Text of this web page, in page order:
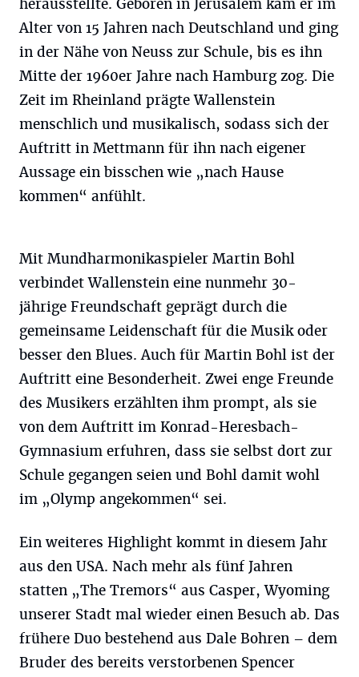
herausstellte. Geboren in Jerusalem kam er im
Alter von 15 Jahren nach Deutschland und ging
in der Nähe von Neuss zur Schule, bis es ihn
Mitte der 1960er Jahre nach Hamburg zog. Die
Zeit im Rheinland prägte Wallenstein
menschlich und musikalisch, sodass sich der
Auftritt in Mettmann für ihn nach eigener
Aussage ein bisschen wie „nach Hause
kommen“ anfühlt.
Mit Mundharmonikaspieler Martin Bohl
verbindet Wallenstein eine nunmehr 30-
jährige Freundschaft geprägt durch die
gemeinsame Leidenschaft für die Musik oder
besser den Blues. Auch für Martin Bohl ist der
Auftritt eine Besonderheit. Zwei enge Freunde
des Musikers erzählten ihm prompt, als sie
von dem Auftritt im Konrad-Heresbach-
Gymnasium erfuhren, dass sie selbst dort zur
Schule gegangen seien und Bohl damit wohl
im „Olymp angekommen“ sei.
Ein weiteres Highlight kommt in diesem Jahr
aus den USA. Nach mehr als fünf Jahren
statten „The Tremors“ aus Casper, Wyoming
unserer Stadt mal wieder einen Besuch ab. Das
frühere Duo bestehend aus Dale Bohren – dem
Bruder des bereits verstorbenen Spencer